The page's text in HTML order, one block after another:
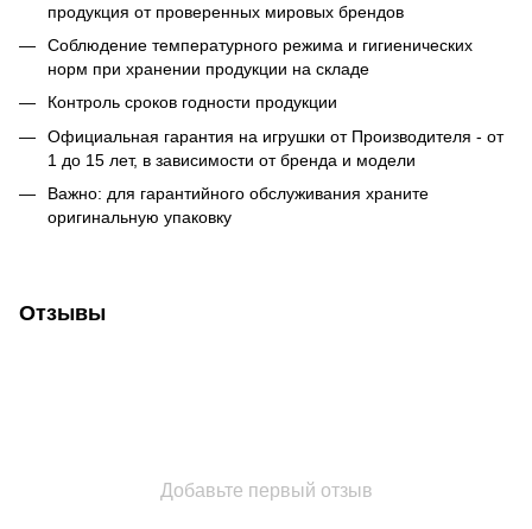
продукция от проверенных мировых брендов
Соблюдение температурного режима и гигиенических
норм при хранении продукции на складе
Контроль сроков годности продукции
Официальная гарантия на игрушки от Производителя - от
1 до 15 лет, в зависимости от бренда и модели
Важно: для гарантийного обслуживания храните
оригинальную упаковку
Отзывы
Добавьте первый отзыв